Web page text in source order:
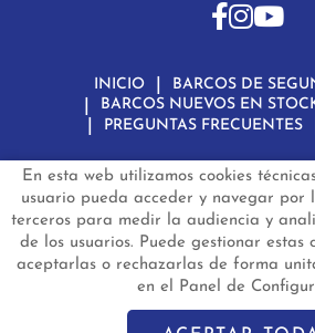
En esta web utilizamos cookies
usuario pueda acceder y navegar por
terceros para medir la audiencia y
de los usuarios. Puede gestionar estas
aceptarlas o rechazarlas de forma
en el Panel de
INICIO
BARCOS DE
BARCOS NUEVOS EN
PREGUNTAS FRECUENTES
Aviso Legal
Política de
Política de Cookies
barconautas.com© 2024 - Diseño y